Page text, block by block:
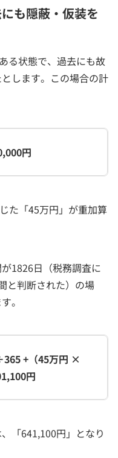
も隠蔽・仮装を
る状態で、過去にも故
します。この場合の計
円
た「45万円」が重加算
1826日（税務調査に
と判断された）の場
。
+（45万円 ×
円
「641,100円」となり